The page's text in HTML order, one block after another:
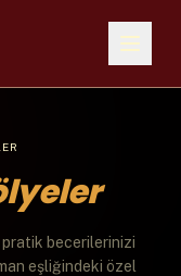
pratik becerilerinizi
eşliğindeki özel